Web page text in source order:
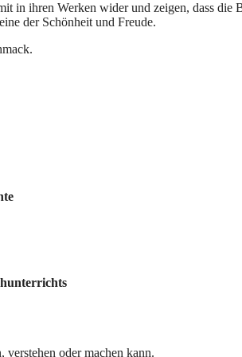
in ihren Werken wider und zeigen, dass die
der Schönheit und Freude.
oder machen kann.